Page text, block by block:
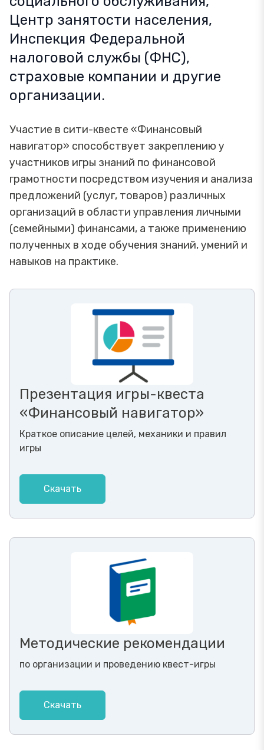
Центр занятости населения,
Инспекция Федеральной
налоговой службы (ФНС),
страховые компании и другие
организации.
Участие в сити-квесте «Финансовый
навигатор» способствует закреплению у
участников игры знаний по финансовой
грамотности посредством изучения и анализа
предложений (услуг, товаров) различных
организаций в области управления личными
(семейными) финансами, а также применению
полученных в ходе обучения знаний, умений и
навыков на практике.
Презентация игры-квеста
«Финансовый навигатор»
Краткое описание целей, механики и правил
игры
Скачать
Методические рекомендации
по организации и проведению квест-игры
Скачать